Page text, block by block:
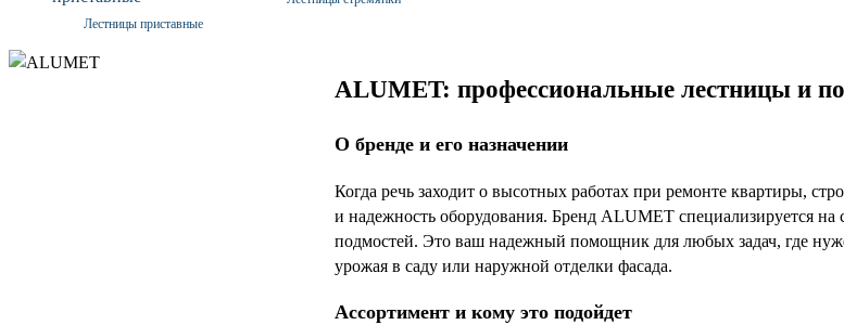
Лестницы приставные
ALUMET: профессиональные лестницы и
О бренде и его назначении
Когда речь заходит о высотных работах при ремонте квартиры,
и надежность оборудования. Бренд ALUMET специализируется
подмостей. Это ваш надежный помощник для любых задач, где
урожая в саду или наружной отделки фасада.
Ассортимент и кому это подойдет